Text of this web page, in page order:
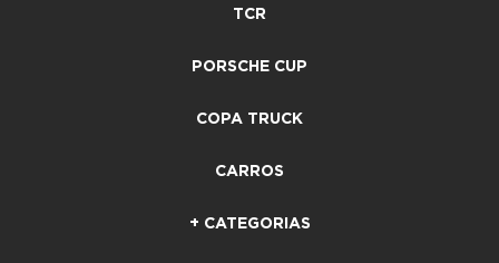
TCR
PORSCHE CUP
COPA TRUCK
CARROS
+ CATEGORIAS